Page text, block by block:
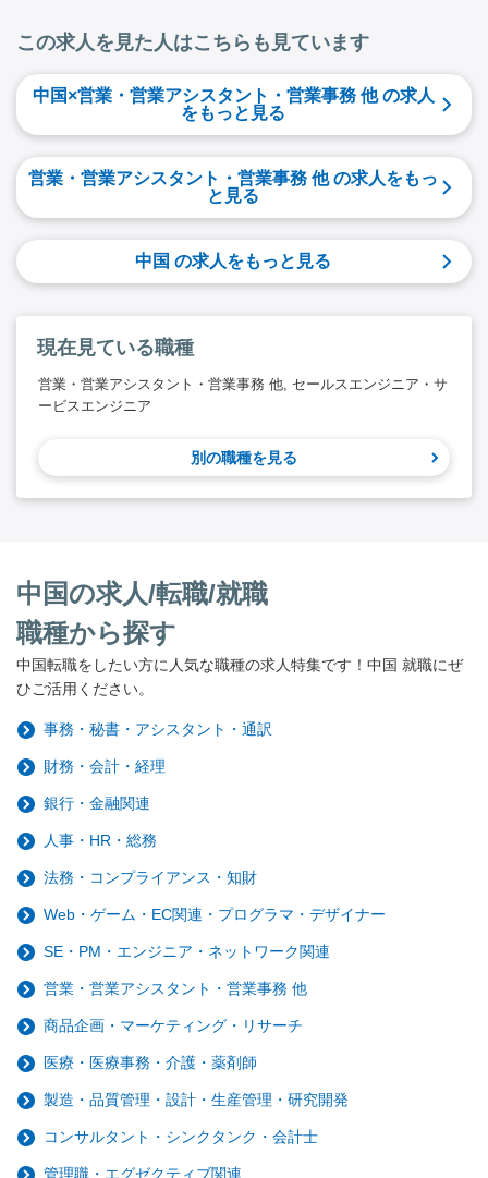
この求人を見た人はこちらも見ています
中国×営業・営業アシスタント・営業事務 他 の求人
をもっと見る
営業・営業アシスタント・営業事務 他 の求人をもっ
と見る
中国 の求人をもっと見る
現在見ている職種
営業・営業アシスタント・営業事務 他, セールスエンジニア・サ
ービスエンジニア
別の職種を見る
中国の求人/転職/就職
職種から探す
中国転職をしたい方に人気な職種の求人特集です！中国 就職にぜ
ひご活用ください。
事務・秘書・アシスタント・通訳
財務・会計・経理
銀行・金融関連
人事・HR・総務
法務・コンプライアンス・知財
Web・ゲーム・EC関連・プログラマ・デザイナー
SE・PM・エンジニア・ネットワーク関連
営業・営業アシスタント・営業事務 他
商品企画・マーケティング・リサーチ
医療・医療事務・介護・薬剤師
製造・品質管理・設計・生産管理・研究開発
コンサルタント・シンクタンク・会計士
管理職・エグゼクティブ関連